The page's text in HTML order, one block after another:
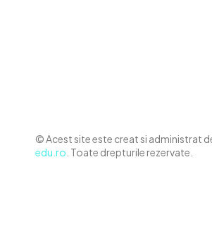
© Acest site este creat si administrat
edu.ro . Toate drepturile rezervate.